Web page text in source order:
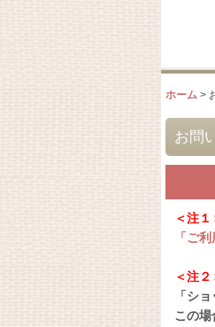
ホーム >
お問
＜注１
「ご
＜注２
「シ
この場